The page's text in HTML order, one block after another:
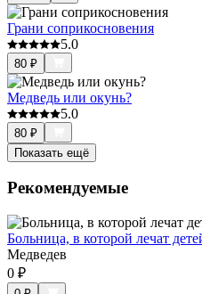
Грани соприкосновения
5.0
80 ₽
Медведь или окунь?
5.0
80 ₽
Показать ещё
Рекомендуемые
Больница, в которой лечат
Медведев
0 ₽